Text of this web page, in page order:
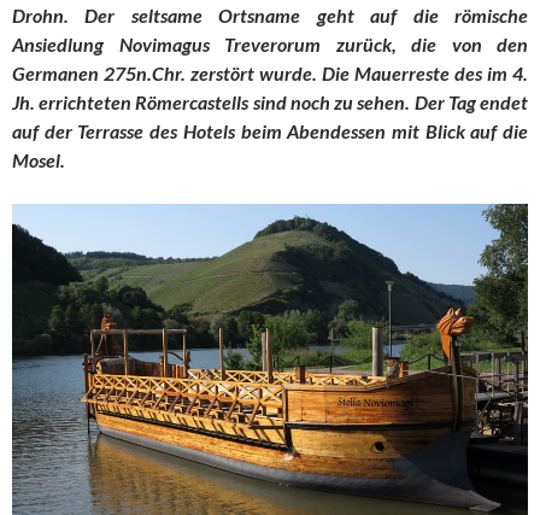
Drohn. Der seltsame Ortsname geht auf die römische
Ansiedlung Novimagus Treverorum zurück, die von den
Germanen 275n.Chr. zerstört wurde. Die Mauerreste des im 4.
Jh. errichteten Römercastells sind noch zu sehen. Der Tag endet
auf der Terrasse des Hotels beim Abendessen mit Blick auf die
Mosel.